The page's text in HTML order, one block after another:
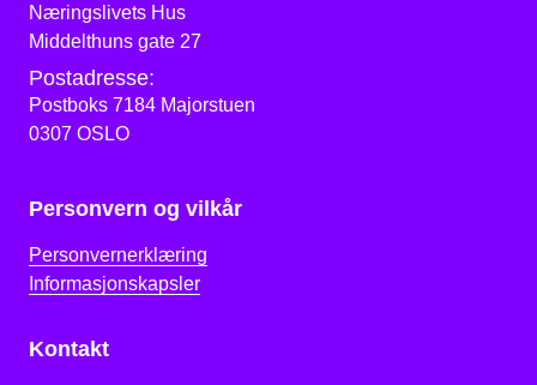
Næringslivets Hus
Middelthuns gate 27
Postadresse:
Postboks 7184 Majorstuen
0307 OSLO
Personvern og vilkår
Personvernerklæring
Informasjonskapsler
Kontakt